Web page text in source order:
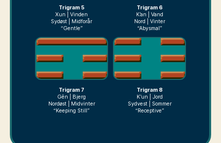
Trigram 5
Xun | Vinden
Sydøst | Midforår
“Gentle”
Trigram 6
K’an | Vand
Nord | Vinter
“Abysmal”
Trigram 7
Gên | Bjerg
Nordøst | Midvinter
“Keeping Still”
Trigram 8
K’un | Jord
Sydvest | Sommer
“Receptive”